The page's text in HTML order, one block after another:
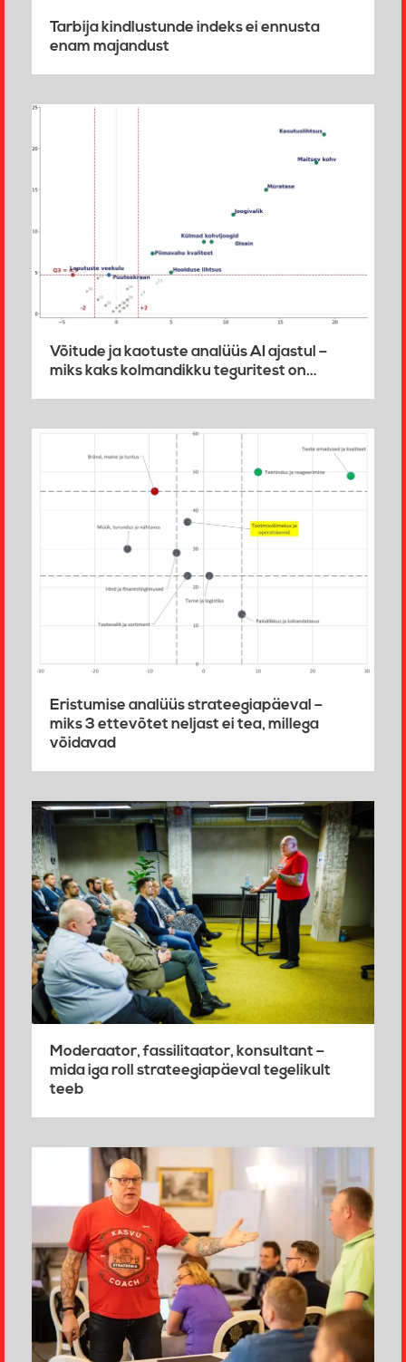
Tarbija kindlustunde indeks ei ennusta
enam majandust
Võitude ja kaotuste analüüs AI ajastul –
miks kaks kolmandikku teguritest on…
Eristumise analüüs strateegiapäeval –
miks 3 ettevõtet neljast ei tea, millega
võidavad
Moderaator, fassilitaator, konsultant –
mida iga roll strateegiapäeval tegelikult
teeb